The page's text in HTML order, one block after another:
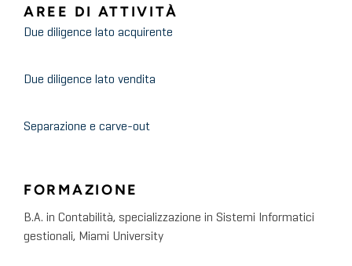
AREE DI ATTIVITÀ
Due diligence lato acquirente
Due diligence lato vendita
Separazione e carve-out
FORMAZIONE
B.A. in Contabilità, specializzazione in Sistemi Informatici
gestionali, Miami University